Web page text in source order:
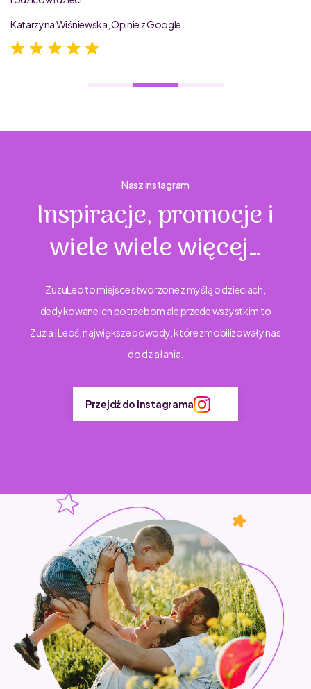
Katarzyna Wiśniewska, Opinie z Google
Nasz instagram
Inspiracje, promocje i
wiele wiele więcej…
ZuzuLeo to miejsce stworzone z myślą o dzieciach,
dedykowane ich potrzebom ale przede wszystkim to
Zuzia i Leoś, największe powody, które zmobilizowały nas
do działania.
Przejdź do instagrama